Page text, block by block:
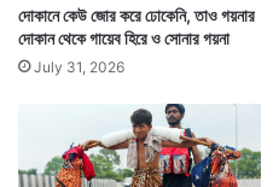
দোকানে কেউ জোর করে ঢোকেনি, তাও গয়নার
দোকান থেকে গায়েব হিরে ও সোনার গয়না
July 31, 2026